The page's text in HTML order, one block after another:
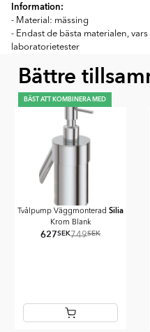
Information:
- Material: mässing
- Endast de bästa materialen,
laboratorietester
Bättre
BÄST ATT KOMBINERA MED
Tvålpump VäggmonteradSilia
Krom Blank
627SEK749SEK